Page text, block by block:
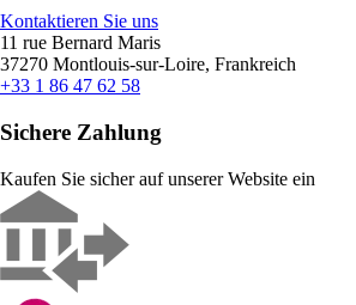
Kontaktieren Sie uns
11 rue Bernard Maris
37270 Montlouis-sur-Loire, Frankreich
+33 1 86 47 62 58
Sichere Zahlung
Kaufen Sie sicher auf unserer Website ein